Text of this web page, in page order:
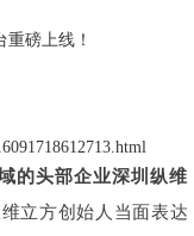
磅上线！
的头部企业深圳纵维
立方创始人当面表达